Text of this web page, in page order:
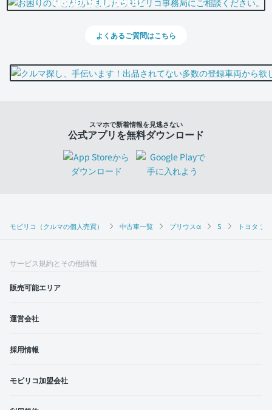
モビリコ（クルマの個人売買） 中古車一覧 プリウスα S トヨタ プ
よくあるご質問はこちら
スマホで新着情報を見逃さない
公式アプリを無料ダウンロード
サービス規約とその他情報
販売可能エリア
運営会社
採用情報
モビリコ加盟会社